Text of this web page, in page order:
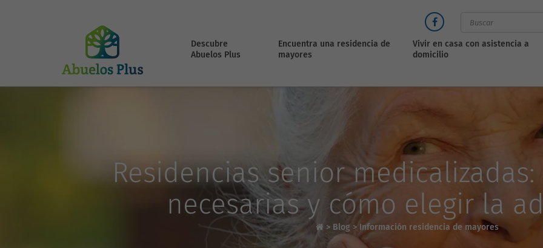
Descubre
Abuelos Plus
Encuentra una residencia de
mayores
Vivir en casa con asistencia a
domicilio
Residencias senior medicalizadas:
necesarias y cómo elegir la
> Blog > Información residencia de mayores